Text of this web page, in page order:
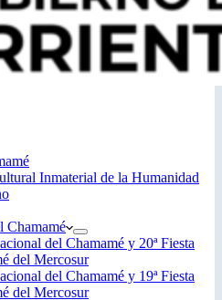
Inmaterial de la Humanidad
Chamamé
del Chamamé y 20ª Fiesta
del Mercosur
del Chamamé y 19ª Fiesta
del Mercosur